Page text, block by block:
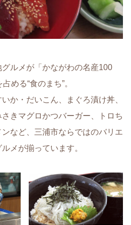
ルメが「かながわの名産100
める“食のまち”。
か・だいこん、まぐろ漬け丼、
きマグロかつバーガー、トロち
など、三浦市ならではのバリエ
メが揃っています。